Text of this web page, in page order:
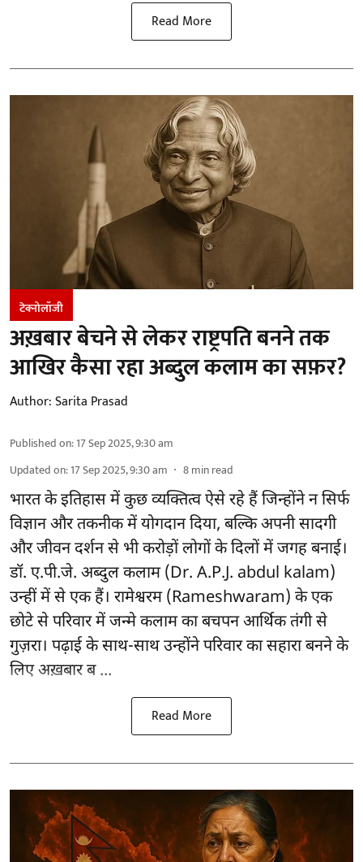
Read More
टेक्नोलॉजी
अख़बार बेचने से लेकर राष्ट्रपति बनने तक
आखिर कैसा रहा अब्दुल कलाम का सफ़र?
Author:Sarita Prasad
Published on:17 Sep 2025, 9:30 am
Updated on:17 Sep 2025, 9:30 am 8min read
भारत के इतिहास में कुछ व्यक्तित्व ऐसे रहे हैं जिन्होंने न सिर्फ
विज्ञान और तकनीक में योगदान दिया, बल्कि अपनी सादगी
और जीवन दर्शन से भी करोड़ों लोगों के दिलों में जगह बनाई।
डॉ. ए.पी.जे. अब्दुल कलाम (Dr. A.P.J. abdul kalam)
उन्हीं में से एक हैं। रामेश्वरम (Rameshwaram) के एक
छोटे से परिवार में जन्मे कलाम का बचपन आर्थिक तंगी से
गुज़रा। पढ़ाई के साथ-साथ उन्होंने परिवार का सहारा बनने के
लिए अख़बार ब ...
Read More